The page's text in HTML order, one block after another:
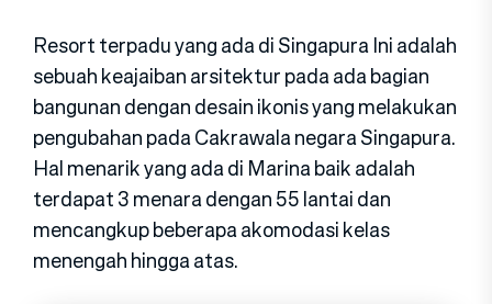
Resort terpadu yang ada di Singapura Ini adalah
sebuah keajaiban arsitektur pada ada bagian
bangunan dengan desain ikonis yang melakukan
pengubahan pada Cakrawala negara Singapura.
Hal menarik yang ada di Marina baik adalah
terdapat 3 menara dengan 55 lantai dan
mencangkup beberapa akomodasi kelas
menengah hingga atas.